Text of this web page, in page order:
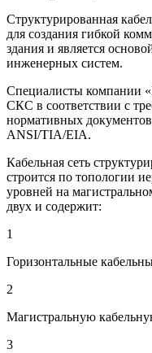
Структурированная
для создания гибкой
здания и является
инженерных систем.
Специалисты компании
СКС в соответствии с
нормативных
АNSI/ТIА/ЕIА.
Кабельная сеть
строится по топологии
уровней на
двух и содержит:
1
Горизонтальные
2
Магистральную
3